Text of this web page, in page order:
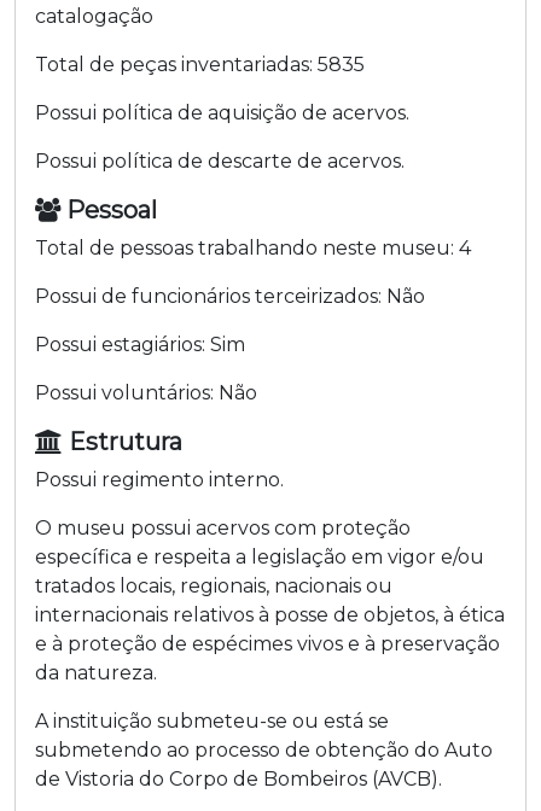
catalogação
Total de peças inventariadas: 5835
Possui política de aquisição de acervos.
Possui política de descarte de acervos.
Pessoal
Total de pessoas trabalhando neste museu: 4
Possui de funcionários terceirizados: Não
Possui estagiários: Sim
Possui voluntários: Não
Estrutura
Possui regimento interno.
O museu possui acervos com proteção
específica e respeita a legislação em vigor e/ou
tratados locais, regionais, nacionais ou
internacionais relativos à posse de objetos, à ética
e à proteção de espécimes vivos e à preservação
da natureza.
A instituição submeteu-se ou está se
submetendo ao processo de obtenção do Auto
de Vistoria do Corpo de Bombeiros (AVCB).